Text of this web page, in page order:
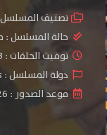
تصنيف
حالة المسلسل :
توقيت الحلقات : 43د
دولة المسلسل : United States
موعد الصدور : 2026